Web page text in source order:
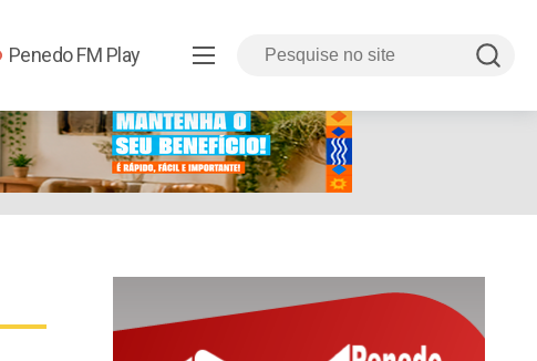
Penedo FM Play